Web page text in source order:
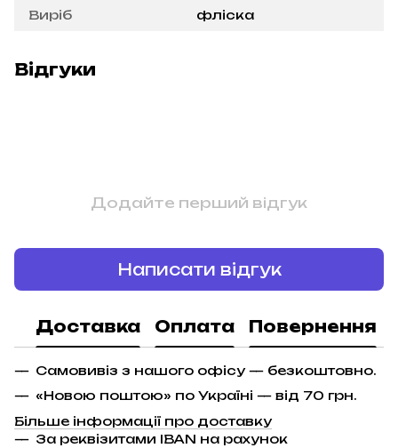
Виріб фліска
Відгуки
Додайте перший відгук
Написати відгук
Доставка Оплата Повернення
Самовивіз з нашого офісу — безкоштовно.
«Новою поштою» по Україні — від 70 грн.
Більше інформації про доставку
За реквізитами IBAN на рахунок